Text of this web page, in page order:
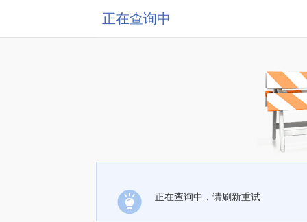
正在查询中
正在查询中，请刷新重试